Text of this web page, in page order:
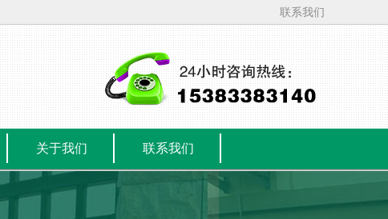
联系我们
关于我们 联系我们